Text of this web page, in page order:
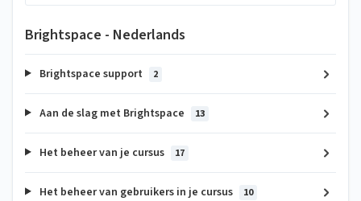
Brightspace - Nederlands
Brightspace support 2
Aan de slag met Brightspace 13
Het beheer van je cursus 17
Het beheer van gebruikers in je cursus 10